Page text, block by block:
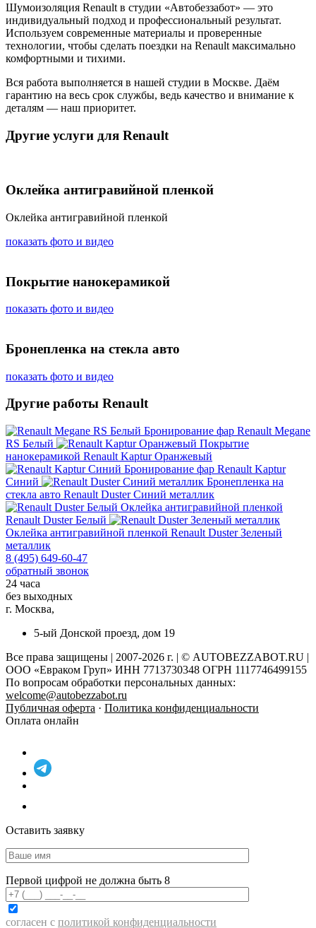
Шумоизоляция Renault в студии «Автобеззабот» — это
индивидуальный подход и профессиональный результат.
Используем современные материалы и проверенные
технологии, чтобы сделать поездки на Renault максимально
комфортными и тихими.
Вся работа выполняется в нашей студии в Москве. Даём
гарантию на весь срок службы, ведь качество и внимание к
деталям — наш приоритет.
Другие услуги для Renault
Оклейка антигравийной пленкой
Оклейка антигравийной пленкой
показать фото и видео
Покрытие нанокерамикой
показать фото и видео
Бронепленка на стекла авто
показать фото и видео
Другие работы Renault
Бронирование фар Renault Megane
RS Белый
Покрытие
нанокерамикой Renault Kaptur Оранжевый
Бронирование фар Renault Kaptur
Синий
Бронепленка на
стекла авто Renault Duster Синий металлик
Оклейка антигравийной пленкой
Renault Duster Белый
Оклейка антигравийной пленкой Renault Duster Зеленый
металлик
8 (495) 649-60-47
обратный звонок
24 часа
без выходных
г. Москва,
5-ый Донской проезд, дом 19
Все права защищены | 2007-2026 г. | © AUTOBEZZABOT.RU |
ООО «Евраком Груп» ИНН 7713730348 ОГРН 1117746499155
По вопросам обработки персональных данных:
welcome@autobezzabot.ru
Публичная оферта · Политика конфиденциальности
Оплата онлайн
Оставить заявку
Первой цифрой не должна быть 8
согласен с политикой конфиденциальности